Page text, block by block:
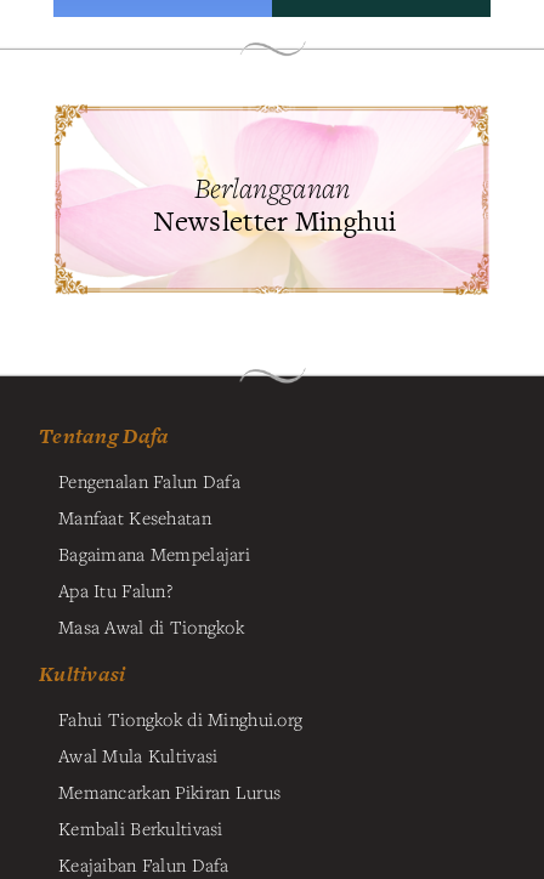
Berlangganan
Newsletter Minghui
Tentang Dafa
Pengenalan Falun Dafa
Manfaat Kesehatan
Bagaimana Mempelajari
Apa Itu Falun?
Masa Awal di Tiongkok
Kultivasi
Fahui Tiongkok di Minghui.org
Awal Mula Kultivasi
Memancarkan Pikiran Lurus
Kembali Berkultivasi
Keajaiban Falun Dafa